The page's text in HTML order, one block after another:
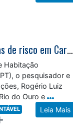
Instituto de Pesquisas Técnicas realiza levantamento das áreas de risco em Caraguatatuba
Habitação
o pesquisador e
Rogério Luiz
do Ouro e
Leia Mais